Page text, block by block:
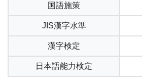
国語施策
JIS漢字水準
漢字検定
日本語能力検定